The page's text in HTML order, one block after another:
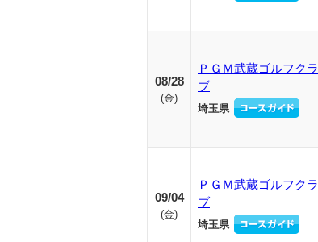
08/28
(金)
ＰＧＭ武蔵ゴルフクラ
ブ
埼玉県
09/04
(金)
ＰＧＭ武蔵ゴルフクラ
ブ
埼玉県